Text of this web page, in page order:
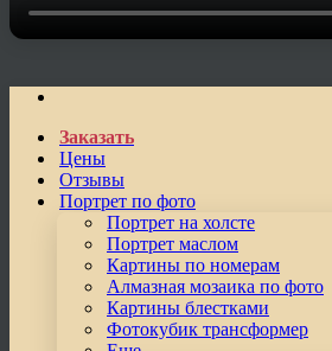
Заказать
Цены
Отзывы
Портрет по фото
Портрет на холсте
Портрет маслом
Картины по номерам
Алмазная мозаика по фото
Картины блестками
Фотокубик трансформер